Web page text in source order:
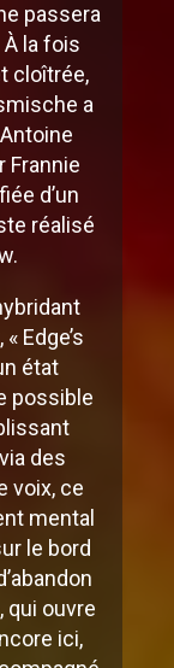
passera
À la fois
cloîtrée,
a
Frannie
d’un
réalisé
Edge’s
état
possible
des
voix, ce
mental
le bord
qui ouvre
ici,